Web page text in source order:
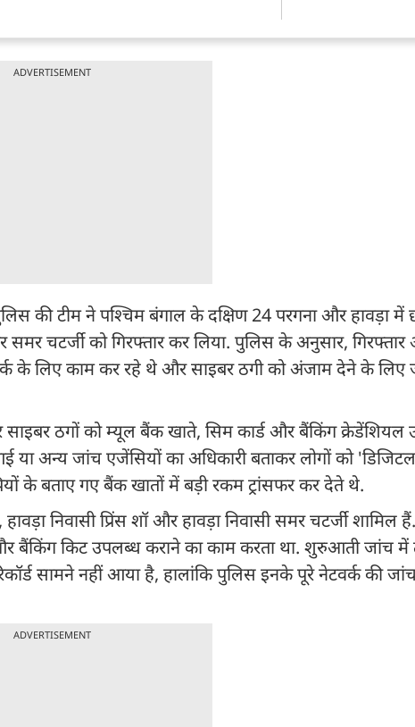
ADVERTISEMENT
टीम ने पश्चिम बंगाल के दक्षिण 24 परगना और हावड़ा में
समर चटर्जी को गिरफ्तार कर लिया. पुलिस के अनुसार, गिरफ्तार
के लिए काम कर रहे थे और साइबर ठगी को अंजाम देने के लिए
ठगों को म्यूल बैंक खाते, सिम कार्ड और बैंकिंग क्रेडेंशियल
अन्य जांच एजेंसियों का अधिकारी बताकर लोगों को
के बताए गए बैंक खातों में बड़ी रकम ट्रांसफर कर देते थे.
निवासी प्रिंस शॉ और हावड़ा निवासी समर चटर्जी शामिल
बैंकिंग किट उपलब्ध कराने का काम करता था. शुरुआती जांच में
सामने नहीं आया है, हालांकि पुलिस इनके पूरे नेटवर्क की
ADVERTISEMENT